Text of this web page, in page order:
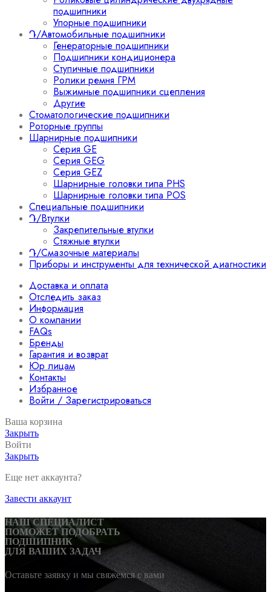
подшипники
Упорные подшипники
Դ/Автомобильные подшипники
Генераторные подшипники
Подшипники кондиционера
Ступичные подшипники
Ролики ремня ГРМ
Выжимные подшипники сцепления
Другие
Стоматологические подшипники
Роторные группы
Шарнирные подшипники
Серия GE
Серия GEG
Серия GEZ
Шарнирные головки типа PHS
Шарнирные головки типа POS
Специальные подшипники
Դ/Втулки
Закрепительные втулки
Стяжные втулки
Դ/Смазочные материалы
Приборы и инструменты для технической диагностики
Доставка и оплата
Отследить заказ
Информация
О компании
FAQs
Бренды
Гарантия и возврат
Юр лицам
Контакты
Избранное
Войти / Зарегистрироваться
Ваша корзина
Закрыть
Войти
Закрыть
Еще нет аккаунта?
Завести аккаунт
НАШ СПЕЦИАЛИСТ
ПОМОЖЕТ ПОДОБРАТЬ
ПОДШИПНИК
ДЛЯ ВАШИХ ЗАДАЧ
Оставьте заявку и мы свяжемся с вами